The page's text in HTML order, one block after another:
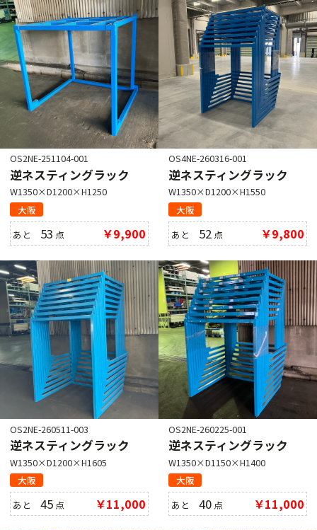
OS2NE-251104-001
逆ネスティングラック
W1350×D1200×H1250
大阪
あと 53 点 ￥9,900
OS4NE-260316-001
逆ネスティングラック
W1350×D1200×H1550
大阪
あと 52 点 ￥9,800
OS2NE-260511-003
逆ネスティングラック
W1350×D1200×H1605
大阪
あと45 点 ￥11,000
OS2NE-260225-001
逆ネスティングラック
W1350×D1150×H1400
大阪
あと40 点 ￥11,000